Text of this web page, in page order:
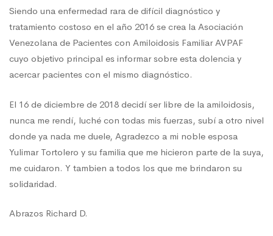
Siendo una enfermedad rara de difícil diagnóstico y
tratamiento costoso en el año 2016 se crea la Asociación
Venezolana de Pacientes con Amiloidosis Familiar AVPAF
cuyo objetivo principal es informar sobre esta dolencia y
acercar pacientes con el mismo diagnóstico.
El 16 de diciembre de 2018 decidí ser libre de la amiloidosis,
nunca me rendí, luché con todas mis fuerzas, subí a otro nivel
donde ya nada me duele, Agradezco a mi noble esposa
Yulimar Tortolero y su familia que me hicieron parte de la suya,
me cuidaron. Y tambien a todos los que me brindaron su
solidaridad.
Abrazos Richard D.